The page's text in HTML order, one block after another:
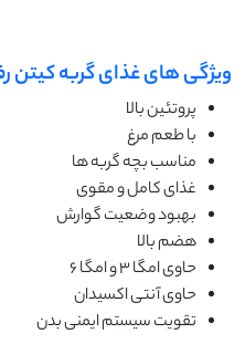
ویژگی های غذای گربه کیتن
پروتئین بالا
با طعم مرغ
مناسب بچه گربه ها
غذای کامل و مقوی
بهبود وضعیت گوارش
هضم بالا
حاوی امگا 3 و امگا 6
حاوی آنتی اکسیدان
تقویت سیستم ایمنی بدن